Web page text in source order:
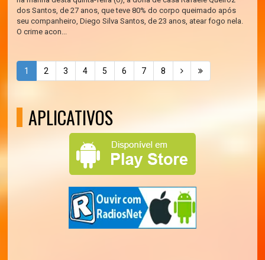
dos Santos, de 27 anos, que teve 80% do corpo queimado após
seu companheiro, Diego Silva Santos, de 23 anos, atear fogo nela.
O crime acon...
1 2 3 4 5 6 7 8
APLICATIVOS